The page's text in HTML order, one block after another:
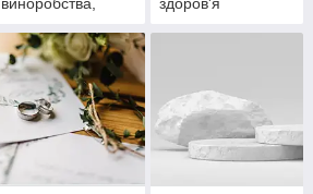
виноробства,
здоров'я